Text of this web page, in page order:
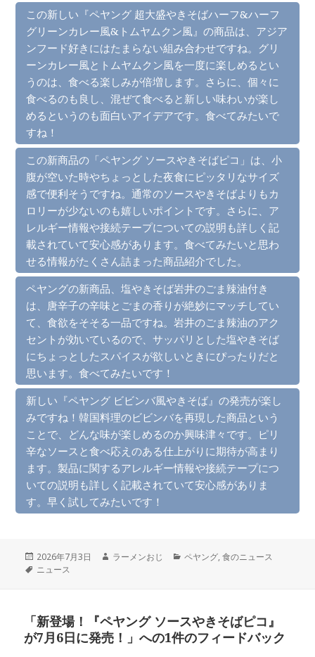
この新しい『ペヤング 超大盛やきそばハーフ&ハーフ
グリーンカレー風&トムヤムクン風』の商品は、アジア
ンフード好きにはたまらない組み合わせですね。グリ
ーンカレー風とトムヤムクン風を一度に楽しめるとい
うのは、食べる楽しみが倍増します。さらに、個々に
食べるのも良し、混ぜて食べると新しい味わいが楽し
めるというのも面白いアイデアです。食べてみたいで
すね！
この新商品の「ペヤング ソースやきそばピコ」は、小
腹が空いた時やちょっとした夜食にピッタリなサイズ
感で便利そうですね。通常のソースやきそばよりもカ
ロリーが少ないのも嬉しいポイントです。さらに、ア
レルギー情報や接続テープについての説明も詳しく記
載されていて安心感があります。食べてみたいと思わ
せる情報がたくさん詰まった商品紹介でした。
ペヤングの新商品、塩やきそば岩井のごま辣油付き
は、唐辛子の辛味とごまの香りが絶妙にマッチしてい
て、食欲をそそる一品ですね。岩井のごま辣油のアク
セントが効いているので、サッパリとした塩やきそば
にちょっとしたスパイスが欲しいときにぴったりだと
思います。食べてみたいです！
新しい『ペヤング ビビンバ風やきそば』の発売が楽し
みですね！韓国料理のビビンバを再現した商品という
ことで、どんな味が楽しめるのか興味津々です。ピリ
辛なソースと食べ応えのある仕上がりに期待が高まり
ます。製品に関するアレルギー情報や接続テープにつ
いての説明も詳しく記載されていて安心感がありま
す。早く試してみたいです！
投
稿
2026年7月3日
作
ラーメンおじ
カ
ペヤング,食のニュース
タ
ニュース
「新登場！『ペヤング ソースやきそばピコ』
が7月6日に発売！」への1件のフィードバック